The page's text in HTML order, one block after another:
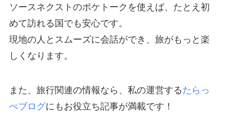
ソースネクストのポケトークを使えば、たとえ初
めて訪れる国でも安心です。
現地の人とスムーズに会話ができ、旅がもっと楽
しくなります。
また、旅行関連の情報なら、私の運営するたらっ
ぺブログにもお役立ち記事が満載です！